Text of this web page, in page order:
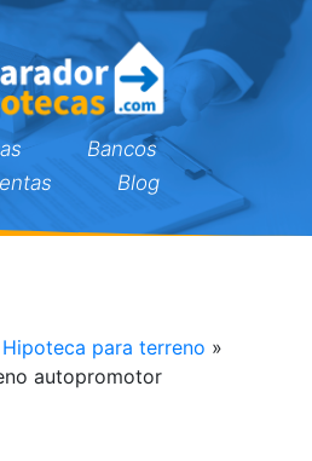
Bancos
Blog
Hipoteca para terreno »
autopromotor